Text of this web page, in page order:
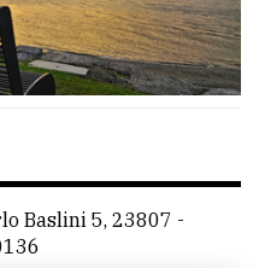
Baslini 5, 23807 -